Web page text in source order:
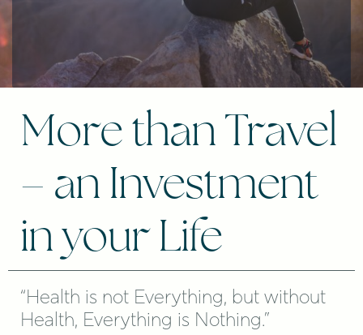
More than Travel
– an Investment
in your Life
“Health is not Everything, but without
Health, Everything is Nothing.”